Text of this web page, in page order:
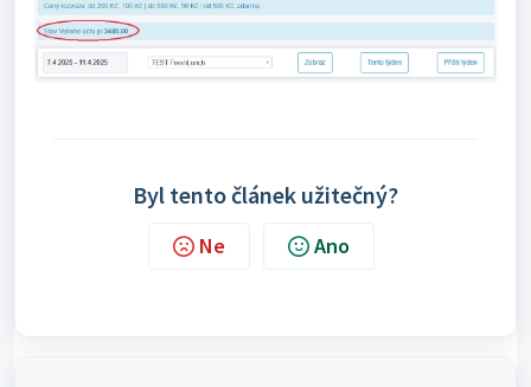
Byl tento článek užitečný?
Ne Ano